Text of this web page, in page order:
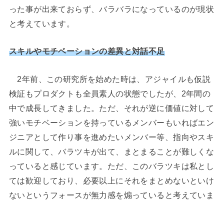
った事が出来ておらず、バラバラになっているのが現状
と考えています。
スキルやモチベーションの差異と対話不足
2年前、この研究所を始めた時は、アジャイルも仮説
検証もプロダクトも全員素人の状態でしたが、2年間の
中で成長してきました。ただ、それが逆に価値に対して
強いモチベーションを持っているメンバーもいればエン
ジニアとして作り事を進めたいメンバー等、指向やスキ
ルに関して、バラツキが出て、まとまることが難しくな
っていると感じています。ただ、このバラツキは私とし
ては歓迎しており、必要以上にそれをまとめないといけ
ないというフォースが無力感を煽っていると考えていま